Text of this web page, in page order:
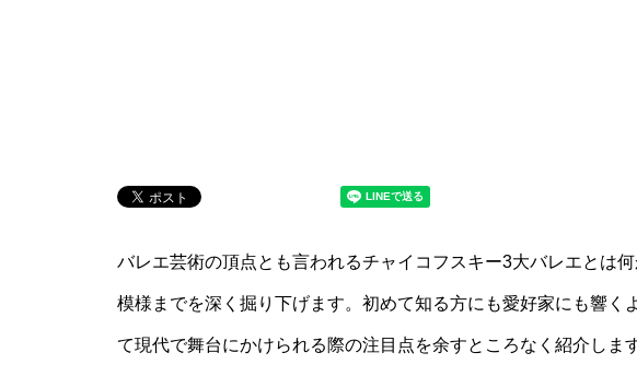
バレエ芸術の頂点とも言われるチャイコフスキー3大バレエとは
模様までを深く掘り下げます。初めて知る方にも愛好家にも響く
て現代で舞台にかけられる際の注目点を余すところなく紹介しま